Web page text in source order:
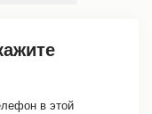
в этой